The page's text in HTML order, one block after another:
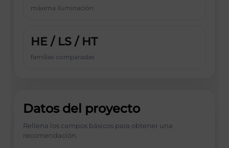
máxima iluminación
HE / LS / HT
familias comparadas
Datos del proyecto
Rellena los campos básicos para obtener una
recomendación.